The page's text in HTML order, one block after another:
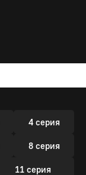
4 серия
8 серия
11 серия